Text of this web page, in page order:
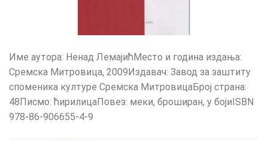
Име аутора: Ненад ЛемајићМесто и година издања:
Сремска Митровица, 2009Издавач: Завод за заштиту
споменика културе Сремска МитровицаБрој страна:
48Писмо: ћирилицаПовез: меки, броширан, у бојиISBN
978-86-906655-4-9